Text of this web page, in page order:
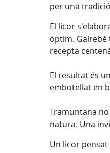
per una
El licor
òptim. Gairebé
recepta
El resultat és
embotellat en
Tramuntana
natura. Una
Un licor pensat